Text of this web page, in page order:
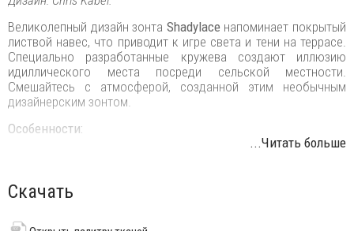
Великолепный дизайн зонта Shadylace напоминает покрытый
листвой навес, что приводит к игре света и тени на террасе.
Специально разработанные кружева создают иллюзию
идиллического места посреди сельской местности.
Смешайтесь с атмосферой, созданной этим необычным
дизайнерским зонтом.
Особенности:
Гарантированная ветроустойчивость до 5 баллов по шкале
базы.
...Читать больше
Скачать